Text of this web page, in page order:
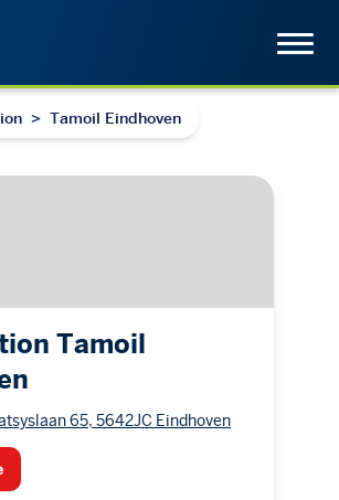
> Tamoil Eindhoven
Tamoil
65, 5642JC Eindhoven